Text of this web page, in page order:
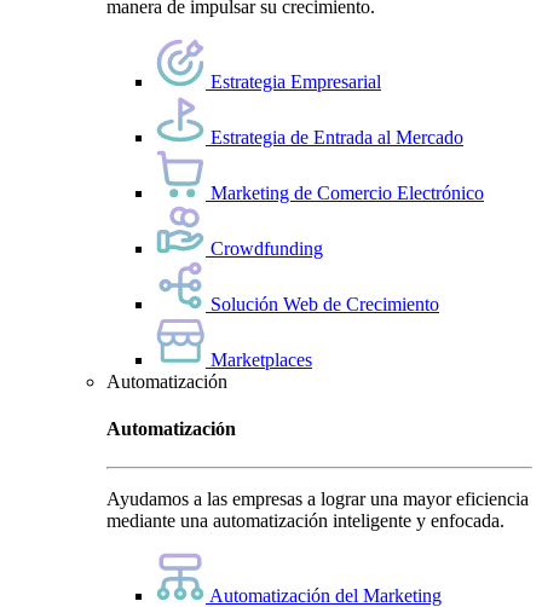
manera de impulsar su crecimiento.
Estrategia Empresarial
Estrategia de Entrada al Mercado
Marketing de Comercio Electrónico
Crowdfunding
Solución Web de Crecimiento
Marketplaces
Automatización
Automatización
Ayudamos a las empresas a lograr una mayor eficiencia
mediante una automatización inteligente y enfocada.
Automatización del Marketing